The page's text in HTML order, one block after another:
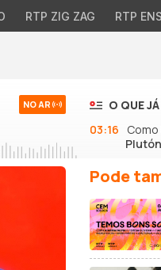
RTP ZIG ZAG RTP
NO AR
O QUE
03:16
Como
Pode